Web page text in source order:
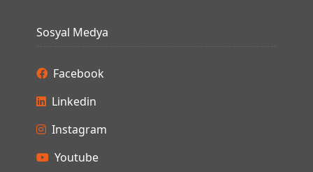
Sosyal Medya
Facebook
Linkedin
Instagram
Youtube